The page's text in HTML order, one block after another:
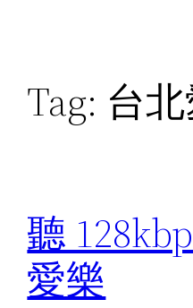
Tag: 台
聽
愛樂